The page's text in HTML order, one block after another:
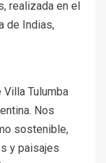
realizada en el
de Indias,
Tulumba
Nos
sostenible,
y paisajes